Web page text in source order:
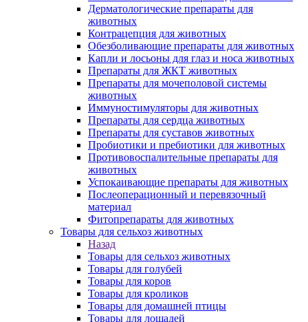
Дерматологические препараты для
животных
Контрацепция для животных
Обезболивающие препараты для животных
Капли и лосьоны для глаз и носа животных
Препараты для ЖКТ животных
Препараты для мочеполовой системы
животных
Иммуностимуляторы для животных
Препараты для сердца животных
Препараты для суставов животных
Пробиотики и пребиотики для животных
Противовоспалительные препараты для
животных
Успокаивающие препараты для животных
Послеоперационный и перевязочный
материал
Фитопрепараты для животных
Товары для сельхоз животных
Назад
Товары для сельхоз животных
Товары для голубей
Товары для коров
Товары для кроликов
Товары для домашней птицы
Товары для лошадей